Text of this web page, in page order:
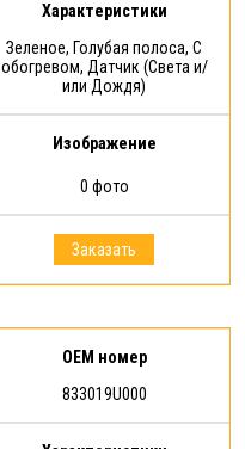
Характеристики
Зеленое, Голубая полоса, С
обогревом, Датчик (Света и/
или Дождя)
Изображение
0 фото
Заказать
OEM номер
833019U000